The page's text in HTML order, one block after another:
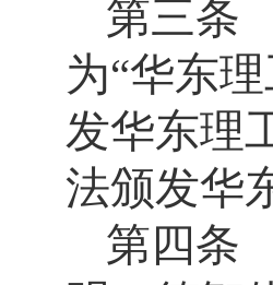
第三条
为“华东
发华东理
法颁发华
第四条